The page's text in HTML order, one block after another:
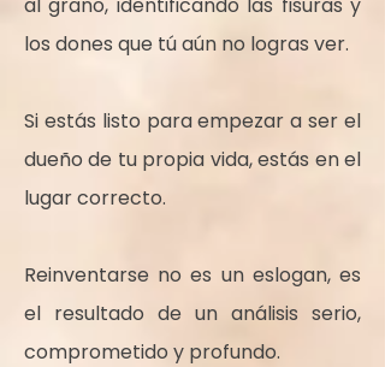
los dones que tú aún no logras ver.
Si estás listo para empezar a ser el
dueño de tu propia vida, estás en el
lugar correcto.
Reinventarse no es un eslogan, es
el resultado de un análisis serio,
comprometido y profundo.